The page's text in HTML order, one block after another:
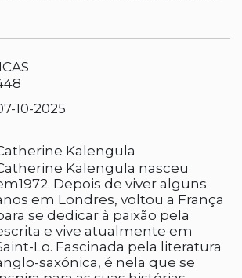
10-2025
Kalengula
Kalengula nasceu
Depois de viver alguns
em Londres, voltou a França
se dedicar à paixão pela
e vive atualmente em
Lo. Fascinada pela literatura
saxónica, é nela que se